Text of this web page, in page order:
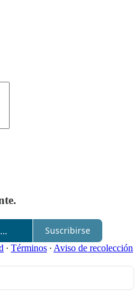
Suscribirse
∙ Términos ∙ Aviso de recolección